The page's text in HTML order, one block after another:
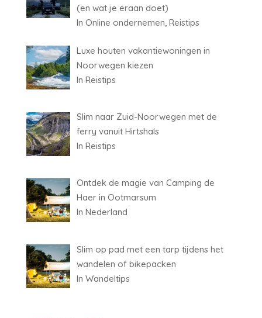
(en wat je eraan doet)
In Online ondernemen, Reistips
Luxe houten vakantiewoningen in
Noorwegen kiezen
In Reistips
Slim naar Zuid-Noorwegen met de
ferry vanuit Hirtshals
In Reistips
Ontdek de magie van Camping de
Haer in Ootmarsum
In Nederland
Slim op pad met een tarp tijdens het
wandelen of bikepacken
In Wandeltips